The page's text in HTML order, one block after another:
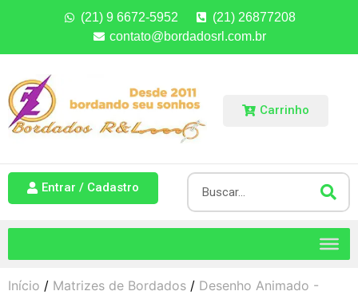
(21) 9 6672-5952
(21) 26877208
contato@bordadosrl.com.br
Carrinho
Entrar / Cadastro
Início / Matrizes de Bordados / Desenho Animado -